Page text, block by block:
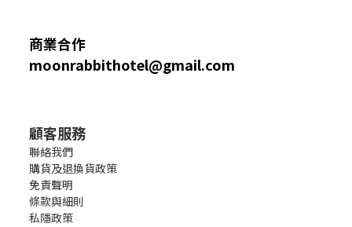
商業合作
moonrabbithotel@gmail.com
顧客服務
聯絡我們
購貨及退換貨政策
免責聲明
條款與細則
私隱政策